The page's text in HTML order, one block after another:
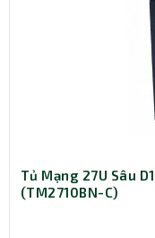
Thiết kế hiện
Dòng sản phẩm
Tủ Mạng 27U Sâu
(TM2710BN-C)